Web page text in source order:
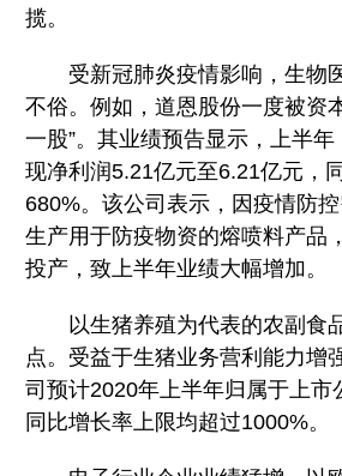
揽。
受新冠肺炎疫情影响，生物
不俗。例如，道恩股份一度被资
一股”。其业绩预告显示，上半
现净利润5.21亿元至6.21亿元，
680%。该公司表示，因疫情防
生产用于防疫物资的熔喷料产品
投产，致上半年业绩大幅增加。
以生猪养殖为代表的农副食
点。受益于生猪业务营利能力增
司预计2020年上半年归属于上市
同比增长率上限均超过1000%。